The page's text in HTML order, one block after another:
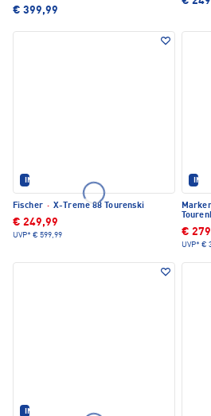
€ 399,99
IM SET ERHÄLTLICH
Fischer · X-Treme 88 Tourenski
€ 249,99
UVP* € 599,99
IM
Marker
€
UVP* €
IM SET ERHÄLTLICH